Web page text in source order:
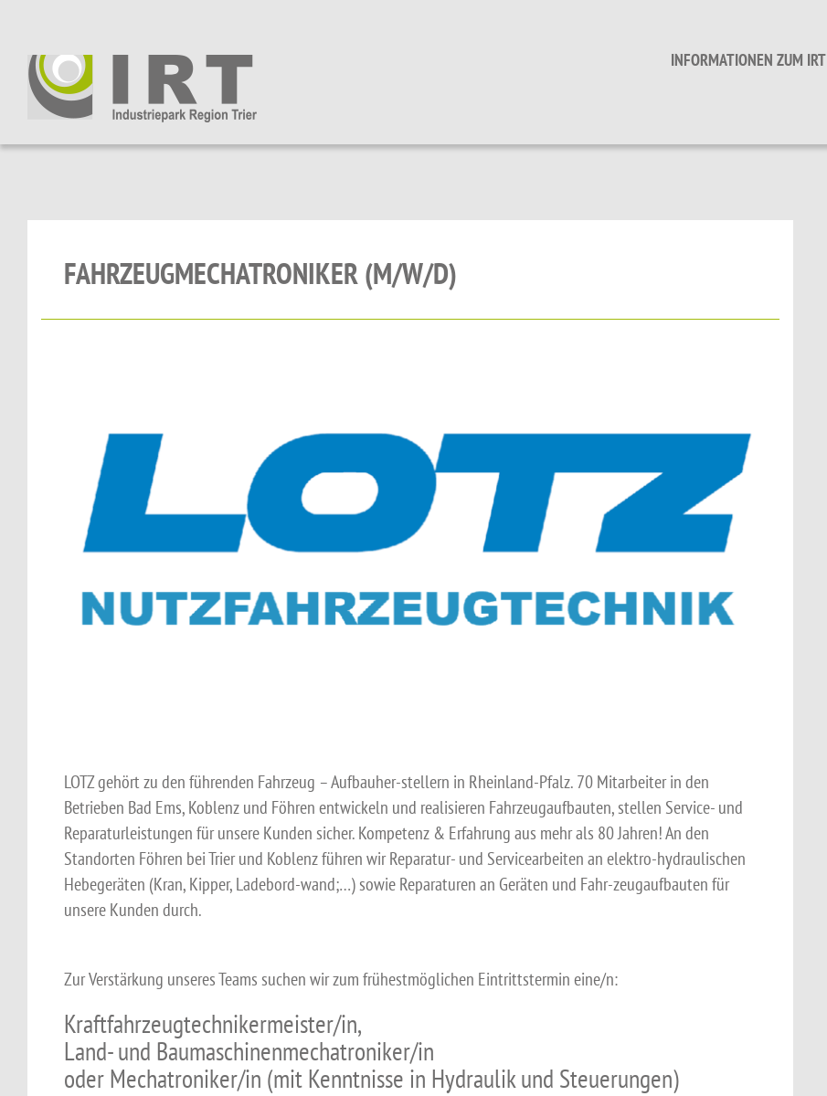
INFORMATIONEN ZUM IRT
FAHRZEUGMECHATRONIKER (M/W/D)
LOTZ gehört zu den führenden Fahrzeug – Aufbauher-stellern in Rheinland-Pfalz. 70 Mitarbeiter in den
Betrieben Bad Ems, Koblenz und Föhren entwickeln und realisieren Fahrzeugaufbauten, stellen Service- und
Reparaturleistungen für unsere Kunden sicher. Kompetenz & Erfahrung aus mehr als 80 Jahren! An den
Standorten Föhren bei Trier und Koblenz führen wir Reparatur- und Servicearbeiten an elektro-hydraulischen
Hebegeräten (Kran, Kipper, Ladebord-wand;…) sowie Reparaturen an Geräten und Fahr-zeugaufbauten für
unsere Kunden durch.
Zur Verstärkung unseres Teams suchen wir zum frühestmöglichen Eintrittstermin eine/n:
Kraftfahrzeugtechnikermeister/in,
Land- und Baumaschinenmechatroniker/in
oder Mechatroniker/in (mit Kenntnisse in Hydraulik und Steuerungen)